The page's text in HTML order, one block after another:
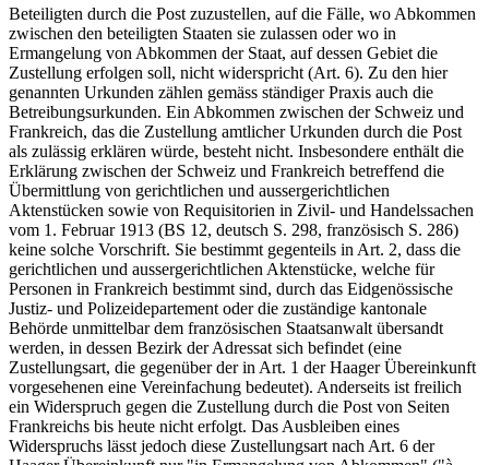
Beteiligten durch die Post zuzustellen, auf die Fälle, wo Abkommen
zwischen den beteiligten Staaten sie zulassen oder wo in
Ermangelung von Abkommen der Staat, auf dessen Gebiet die
Zustellung erfolgen soll, nicht widerspricht (Art. 6). Zu den hier
genannten Urkunden zählen gemäss ständiger Praxis auch die
Betreibungsurkunden. Ein Abkommen zwischen der Schweiz und
Frankreich, das die Zustellung amtlicher Urkunden durch die Post
als zulässig erklären würde, besteht nicht. Insbesondere enthält die
Erklärung zwischen der Schweiz und Frankreich betreffend die
Übermittlung von gerichtlichen und aussergerichtlichen
Aktenstücken sowie von Requisitorien in Zivil- und Handelssachen
vom 1. Februar 1913 (BS 12, deutsch S. 298, französisch S. 286)
keine solche Vorschrift. Sie bestimmt gegenteils in Art. 2, dass die
gerichtlichen und aussergerichtlichen Aktenstücke, welche für
Personen in Frankreich bestimmt sind, durch das Eidgenössische
Justiz- und Polizeidepartement oder die zuständige kantonale
Behörde unmittelbar dem französischen Staatsanwalt übersandt
werden, in dessen Bezirk der Adressat sich befindet (eine
Zustellungsart, die gegenüber der in Art. 1 der Haager Übereinkunft
vorgesehenen eine Vereinfachung bedeutet). Anderseits ist freilich
ein Widerspruch gegen die Zustellung durch die Post von Seiten
Frankreichs bis heute nicht erfolgt. Das Ausbleiben eines
Widerspruchs lässt jedoch diese Zustellungsart nach Art. 6 der